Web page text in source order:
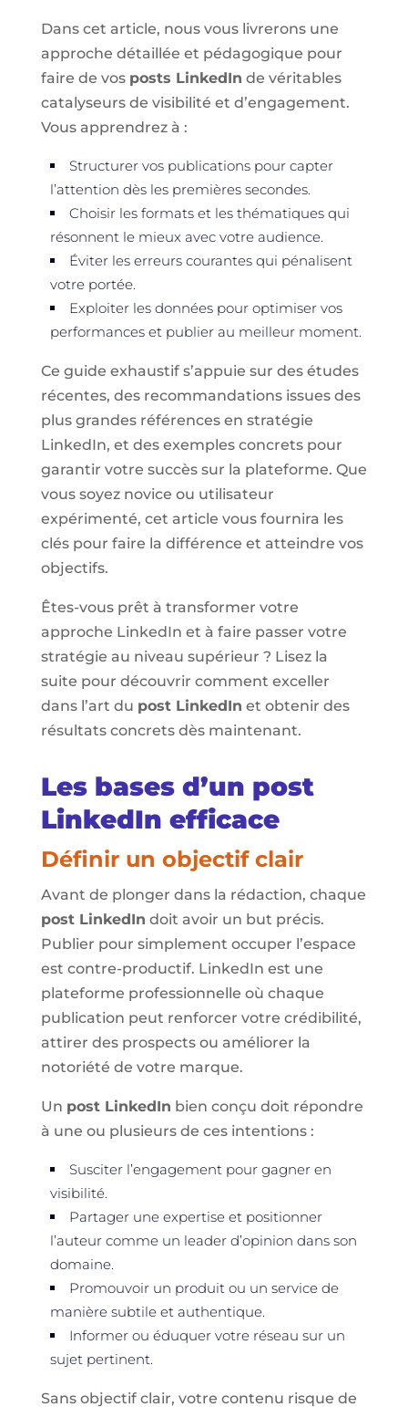
Dans cet article, nous vous livrerons une
approche détaillée et pédagogique pour
faire de vos posts LinkedIn de véritables
catalyseurs de visibilité et d’engagement.
Vous apprendrez à :
Structurer vos publications pour capter
l’attention dès les premières secondes.
Choisir les formats et les thématiques qui
résonnent le mieux avec votre audience.
Éviter les erreurs courantes qui pénalisent
votre portée.
Exploiter les données pour optimiser vos
performances et publier au meilleur moment.
Ce guide exhaustif s’appuie sur des études
récentes, des recommandations issues des
plus grandes références en stratégie
LinkedIn, et des exemples concrets pour
garantir votre succès sur la plateforme. Que
vous soyez novice ou utilisateur
expérimenté, cet article vous fournira les
clés pour faire la différence et atteindre vos
objectifs.
Êtes-vous prêt à transformer votre
approche LinkedIn et à faire passer votre
stratégie au niveau supérieur ? Lisez la
suite pour découvrir comment exceller
dans l’art du post LinkedIn et obtenir des
résultats concrets dès maintenant.
Les bases d’un post
LinkedIn efficace
Définir un objectif clair
Avant de plonger dans la rédaction, chaque
post LinkedIn doit avoir un but précis.
Publier pour simplement occuper l’espace
est contre-productif. LinkedIn est une
plateforme professionnelle où chaque
publication peut renforcer votre crédibilité,
attirer des prospects ou améliorer la
notoriété de votre marque.
Un post LinkedIn bien conçu doit répondre
à une ou plusieurs de ces intentions :
Susciter l’engagement pour gagner en
visibilité.
Partager une expertise et positionner
l’auteur comme un leader d’opinion dans son
domaine.
Promouvoir un produit ou un service de
manière subtile et authentique.
Informer ou éduquer votre réseau sur un
sujet pertinent.
Sans objectif clair, votre contenu risque de